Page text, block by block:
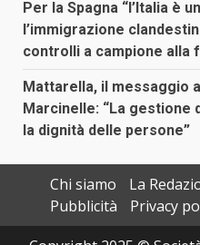
Per la Spagna “l’Italia è
l’immigrazione
controlli a campione alla
Mattarella, il messaggio
Marcinelle: “La
la dignità delle persone”
Chi siamo
La
Pubblicità
Privacy